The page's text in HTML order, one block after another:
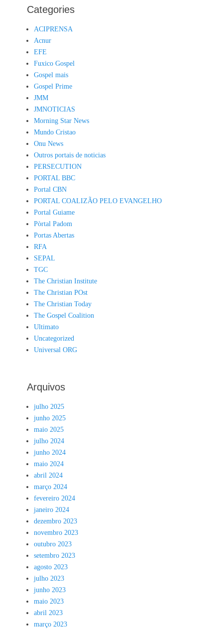
Categories
ACIPRENSA
Acnur
EFE
Fuxico Gospel
Gospel mais
Gospel Prime
JMM
JMNOTICIAS
Morning Star News
Mundo Cristao
Onu News
Outros portais de noticias
PERSECUTION
PORTAL BBC
Portal CBN
PORTAL COALIZÃO PELO EVANGELHO
Portal Guiame
Pòrtal Padom
Portas Abertas
RFA
SEPAL
TGC
The Christian Institute
The Christian POst
The Christian Today
The Gospel Coalition
Ultimato
Uncategorized
Universal ORG
Arquivos
julho 2025
junho 2025
maio 2025
julho 2024
junho 2024
maio 2024
abril 2024
março 2024
fevereiro 2024
janeiro 2024
dezembro 2023
novembro 2023
outubro 2023
setembro 2023
agosto 2023
julho 2023
junho 2023
maio 2023
abril 2023
março 2023